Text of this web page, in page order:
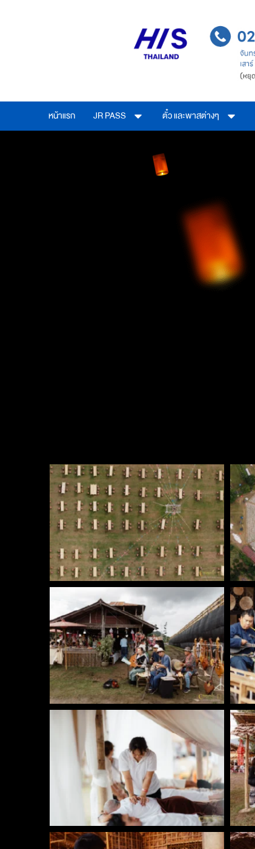
หน้าแรก JR PASS ตั๋ว และพาสต่างๆ